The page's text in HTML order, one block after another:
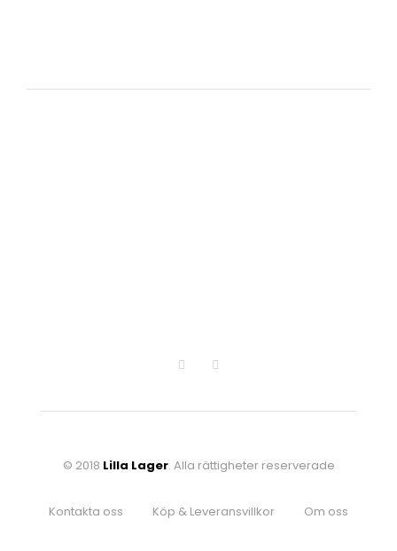
© 2018 Lilla Lager. Alla rättigheter reserverade
Kontakta oss Köp & Leveransvillkor Om oss